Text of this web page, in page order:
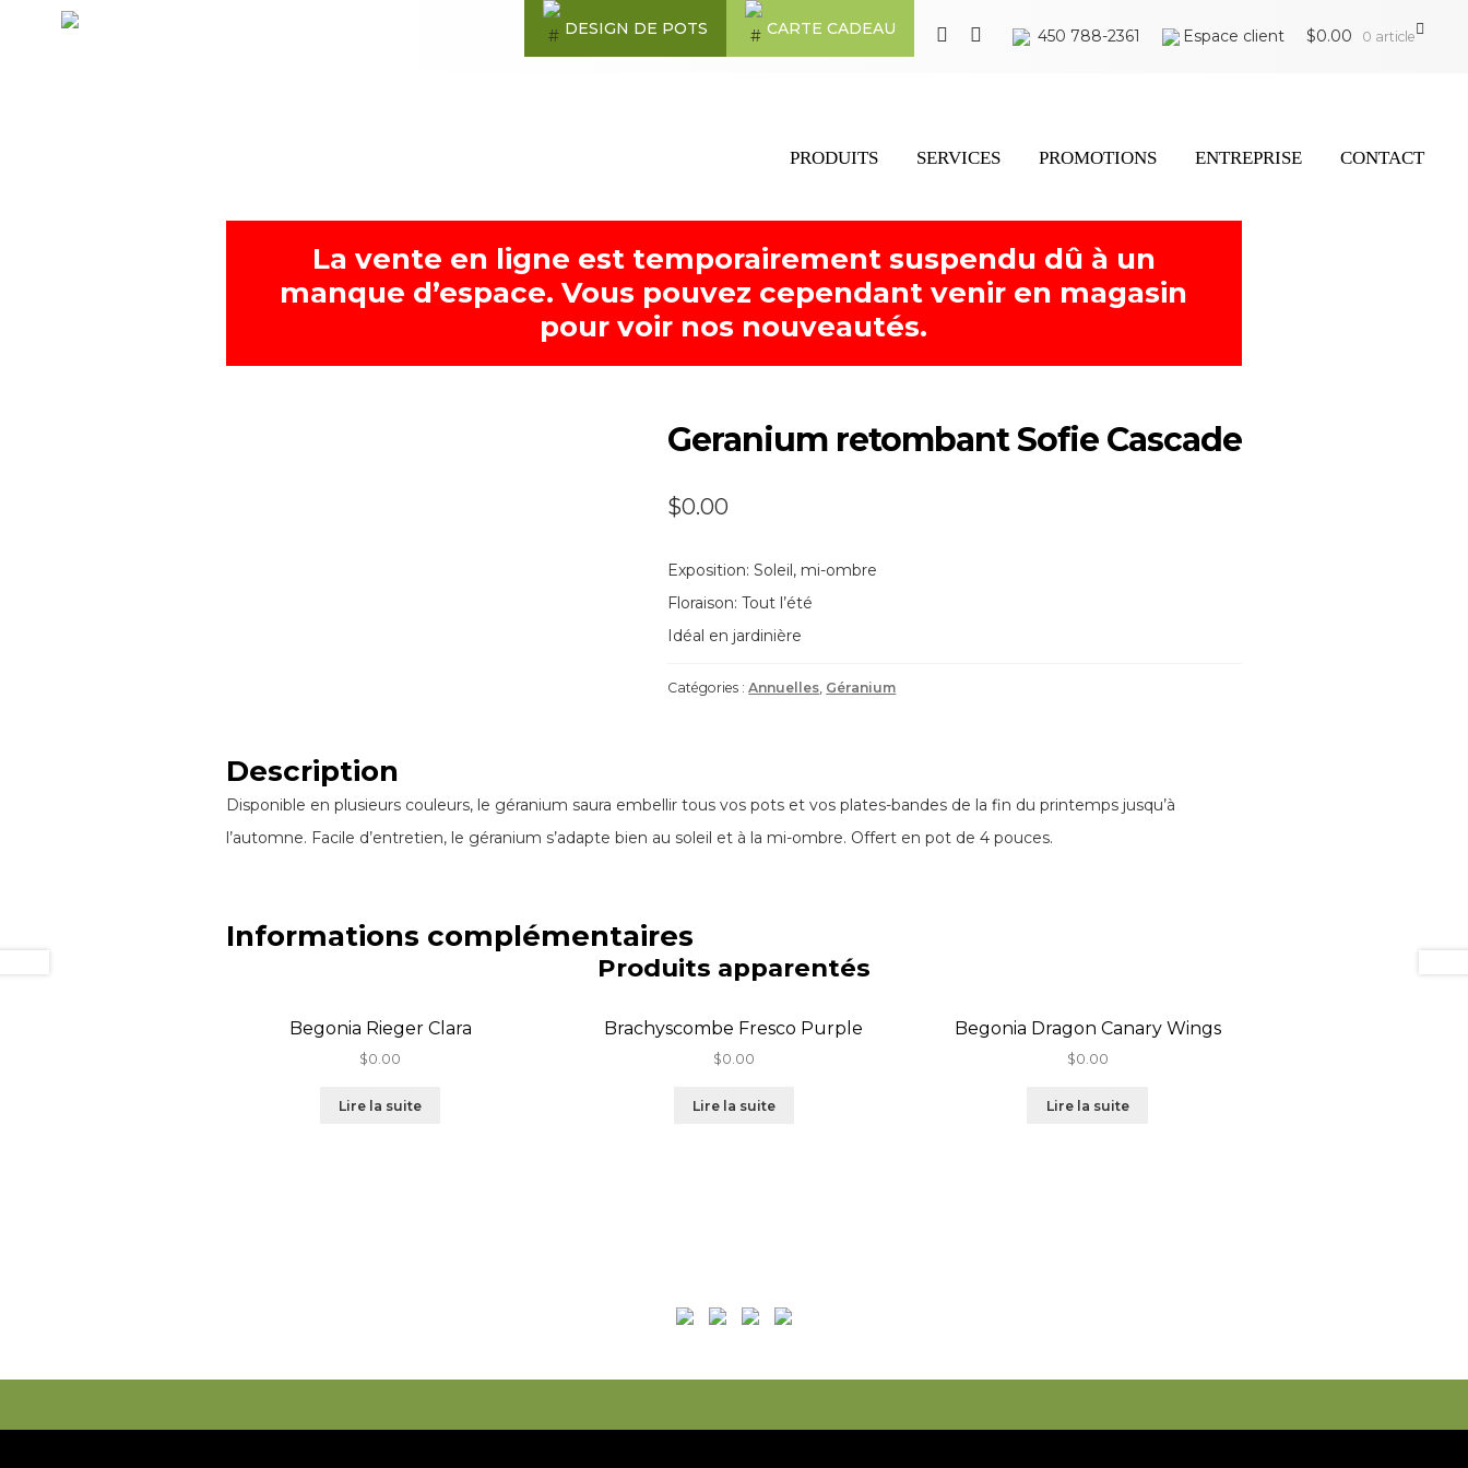
DESIGN DE POTS CARTE CADEAU 450 788-2361 Espace client $0.00 0 article
PRODUITS SERVICES PROMOTIONS ENTREPRISE CONTACT
La vente en ligne est temporairement suspendu dû à un
manque d’espace. Vous pouvez cependant venir en magasin
pour voir nos nouveautés.
Geranium retombant Sofie Cascade
$0.00
Exposition: Soleil, mi-ombre
Floraison: Tout l’été
Idéal en jardinière
Catégories :Annuelles, Géranium
Description
Disponible en plusieurs couleurs, le géranium saura embellir tous vos pots et vos plates-bandes de la fin du printemps jusqu’à
l’automne. Facile d’entretien, le géranium s’adapte bien au soleil et à la mi-ombre. Offert en pot de 4 pouces.
Informations complémentaires
Produits apparentés
Begonia Rieger Clara
$0.00
Lire la suite
Brachyscombe Fresco Purple
$0.00
Lire la suite
Begonia Dragon Canary Wings
$0.00
Lire la suite